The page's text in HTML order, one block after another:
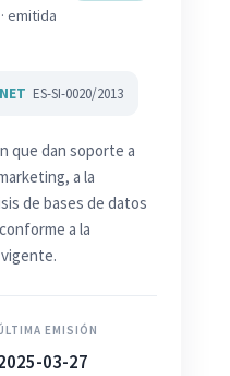
emitida
ES-SI-0020/2013
que dan soporte a
a la
de bases de datos
a la
EMISIÓN
03-27